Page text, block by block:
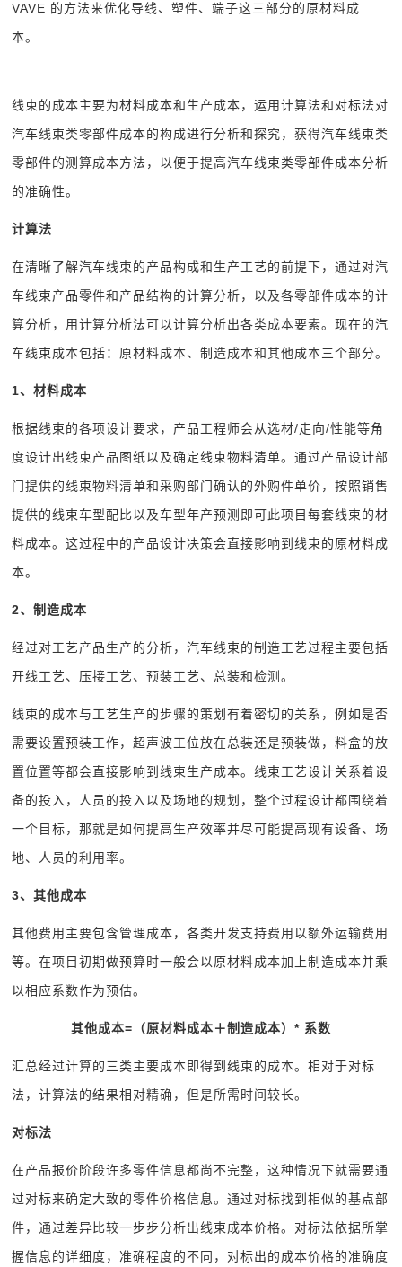
VAVE 的方法来优化导线、塑件、端子这三部分的原材料成
本。
线束的成本主要为材料成本和生产成本，运用计算法和对标法对
汽车线束类零部件成本的构成进行分析和探究，获得汽车线束类
零部件的测算成本方法，以便于提高汽车线束类零部件成本分析
的准确性。
计算法
在清晰了解汽车线束的产品构成和生产工艺的前提下，通过对汽
车线束产品零件和产品结构的计算分析，以及各零部件成本的计
算分析，用计算分析法可以计算分析出各类成本要素。现在的汽
车线束成本包括：原材料成本、制造成本和其他成本三个部分。
1、材料成本
根据线束的各项设计要求，产品工程师会从选材/走向/性能等角
度设计出线束产品图纸以及确定线束物料清单。通过产品设计部
门提供的线束物料清单和采购部门确认的外购件单价，按照销售
提供的线束车型配比以及车型年产预测即可此项目每套线束的材
料成本。这过程中的产品设计决策会直接影响到线束的原材料成
本。
2、制造成本
经过对工艺产品生产的分析，汽车线束的制造工艺过程主要包括
开线工艺、压接工艺、预装工艺、总装和检测。
线束的成本与工艺生产的步骤的策划有着密切的关系，例如是否
需要设置预装工作，超声波工位放在总装还是预装做，料盒的放
置位置等都会直接影响到线束生产成本。线束工艺设计关系着设
备的投入，人员的投入以及场地的规划，整个过程设计都围绕着
一个目标，那就是如何提高生产效率并尽可能提高现有设备、场
地、人员的利用率。
3、其他成本
其他费用主要包含管理成本，各类开发支持费用以额外运输费用
等。在项目初期做预算时一般会以原材料成本加上制造成本并乘
以相应系数作为预估。
其他成本=（原材料成本＋制造成本）* 系数
汇总经过计算的三类主要成本即得到线束的成本。相对于对标
法，计算法的结果相对精确，但是所需时间较长。
对标法
在产品报价阶段许多零件信息都尚不完整，这种情况下就需要通
过对标来确定大致的零件价格信息。通过对标找到相似的基点部
件，通过差异比较一步步分析出线束成本价格。对标法依据所掌
握信息的详细度，准确程度的不同，对标出的成本价格的准确度